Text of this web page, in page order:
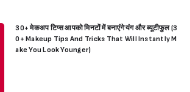
30+ मेकअप टिप्स आपको मिनटों में बनाएंगे यंग और ब्यूटीफुल (3
0+ Makeup Tips And Tricks That Will Instantly M
ake You Look Younger)